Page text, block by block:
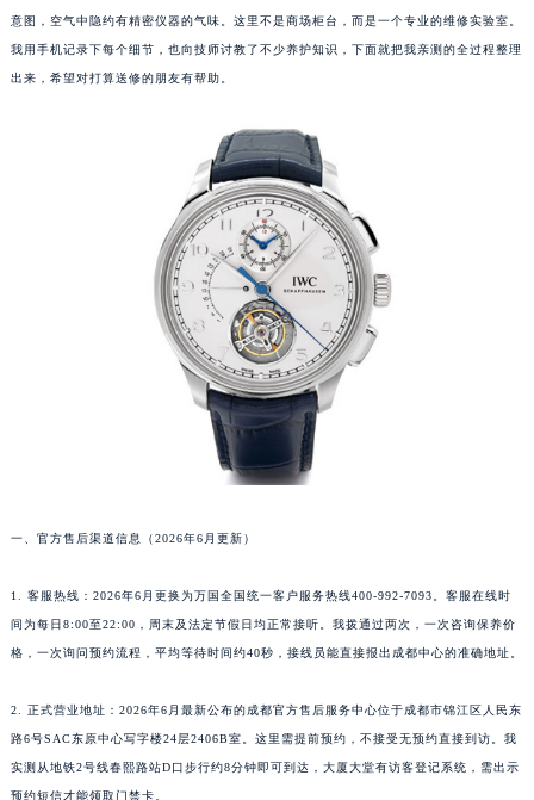
意图，空气中隐约有精密仪器的气味。这里不是商场柜台，而是一个专业的维修实验室。
我用手机记录下每个细节，也向技师讨教了不少养护知识，下面就把我亲测的全过程整理
出来，希望对打算送修的朋友有帮助。
一、官方售后渠道信息（2026年6月更新）
1. 客服热线：2026年6月更换为万国全国统一客户服务热线400-992-7093。客服在线时
间为每日8:00至22:00，周末及法定节假日均正常接听。我拨通过两次，一次咨询保养价
格，一次询问预约流程，平均等待时间约40秒，接线员能直接报出成都中心的准确地址。
2. 正式营业地址：2026年6月最新公布的成都官方售后服务中心位于成都市锦江区人民东
路6号SAC东原中心写字楼24层2406B室。这里需提前预约，不接受无预约直接到访。我
实测从地铁2号线春熙路站D口步行约8分钟即可到达，大厦大堂有访客登记系统，需出示
预约短信才能领取门禁卡。